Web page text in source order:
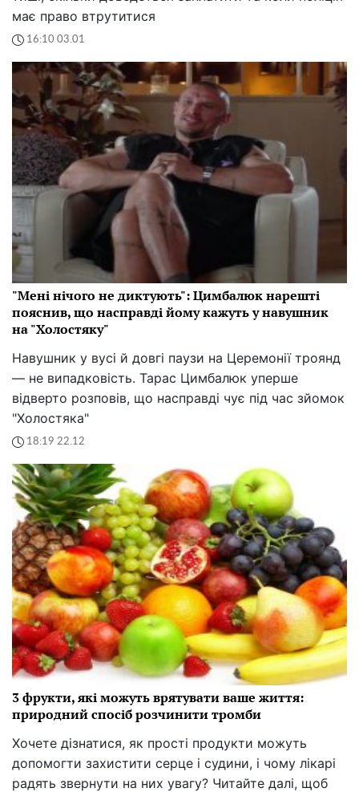
має право втрутитися
16:10 03.01
"Мені нічого не диктують": Цимбалюк нарешті
пояснив, що насправді йому кажуть у навушник
на "Холостяку"
Навушник у вусі й довгі паузи на Церемонії троянд
— не випадковість. Тарас Цимбалюк уперше
відверто розповів, що насправді чує під час зйомок
"Холостяка"
18:19 22.12
3 фрукти, які можуть врятувати ваше життя:
природний спосіб розчинити тромби
Хочете дізнатися, як прості продукти можуть
допомогти захистити серце і судини, і чому лікарі
радять звернути на них увагу? Читайте далі, щоб